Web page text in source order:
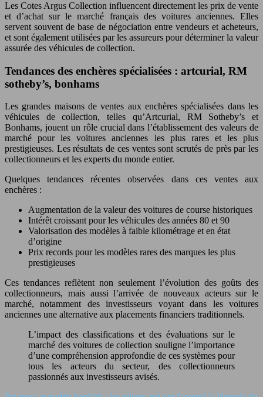
Les Cotes Argus Collection influencent directement les prix de vente
et d’achat sur le marché français des voitures anciennes. Elles
servent souvent de base de négociation entre vendeurs et acheteurs,
et sont également utilisées par les assureurs pour déterminer la valeur
assurée des véhicules de collection.
Tendances des enchères spécialisées : artcurial, RM
sotheby’s, bonhams
Les grandes maisons de ventes aux enchères spécialisées dans les
véhicules de collection, telles qu’Artcurial, RM Sotheby’s et
Bonhams, jouent un rôle crucial dans l’établissement des valeurs de
marché pour les voitures anciennes les plus rares et les plus
prestigieuses. Les résultats de ces ventes sont scrutés de près par les
collectionneurs et les experts du monde entier.
Quelques tendances récentes observées dans ces ventes aux
enchères :
Augmentation de la valeur des voitures de course historiques
Intérêt croissant pour les véhicules des années 80 et 90
Valorisation des modèles à faible kilométrage et en état
d’origine
Prix records pour les modèles rares des marques les plus
prestigieuses
Ces tendances reflètent non seulement l’évolution des goûts des
collectionneurs, mais aussi l’arrivée de nouveaux acteurs sur le
marché, notamment des investisseurs voyant dans les voitures
anciennes une alternative aux placements financiers traditionnels.
L’impact des classifications et des évaluations sur le
marché des voitures de collection souligne l’importance
d’une compréhension approfondie de ces systèmes pour
tous les acteurs du secteur, des collectionneurs
passionnés aux investisseurs avisés.